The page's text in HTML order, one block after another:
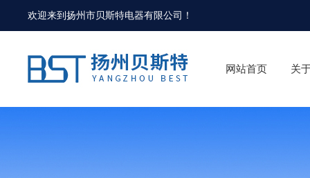
欢迎来到扬州市贝斯特电器有限公司 ！
网站首页 关